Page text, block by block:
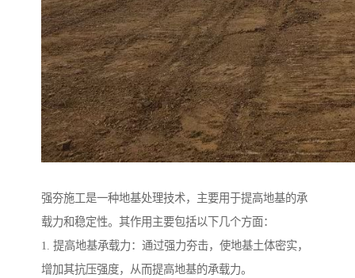
强夯施工是一种地基处理技术，主要用于提高地基的承
载力和稳定性。其作用主要包括以下几个方面：
1. 提高地基承载力：通过强力夯击，使地基土体密实，
增加其抗压强度，从而提高地基的承载力。